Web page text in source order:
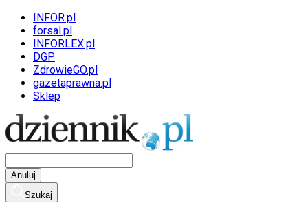
INFOR.pl
forsal.pl
INFORLEX.pl
DGP
ZdrowieGO.pl
gazetaprawna.pl
Sklep
Anuluj
Szukaj